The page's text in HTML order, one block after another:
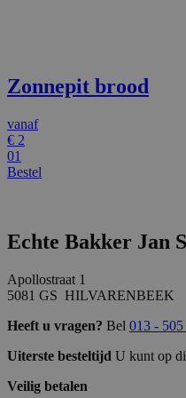
Zonnepit brood
vanaf
€ 2
01
Bestel
Echte Bakker Jan
Apollostraat 1
5081 GS HILVARENBEEK
Heeft u vragen? Bel 013 - 505
Uiterste besteltijd U kunt op
Veilig betalen